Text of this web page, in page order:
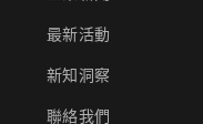
最新活動
新知洞察
聯絡我們